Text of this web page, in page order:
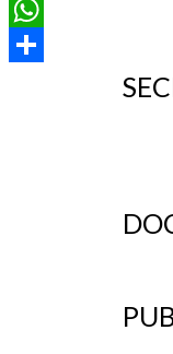
Facebook
WhatsApp